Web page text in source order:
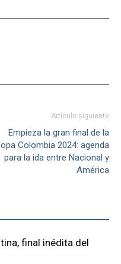
Artículo siguiente
Empieza la gran final de la
Colombia 2024: agenda
para la ida entre Nacional y
América
final inédita del